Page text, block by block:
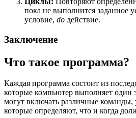
пока не выполнится заданное
условие, do действие.
Заключение
Что такое программа?
Каждая программа состоит из
которые компьютер выполняет один
могут включать различные
которые определяют, что и когда